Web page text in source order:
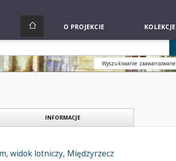
O PROJEKCIE KOLEKCJE
Wyszukiwanie zaawansowane
INFORMACJE
widok lotniczy, Międzyrzecz